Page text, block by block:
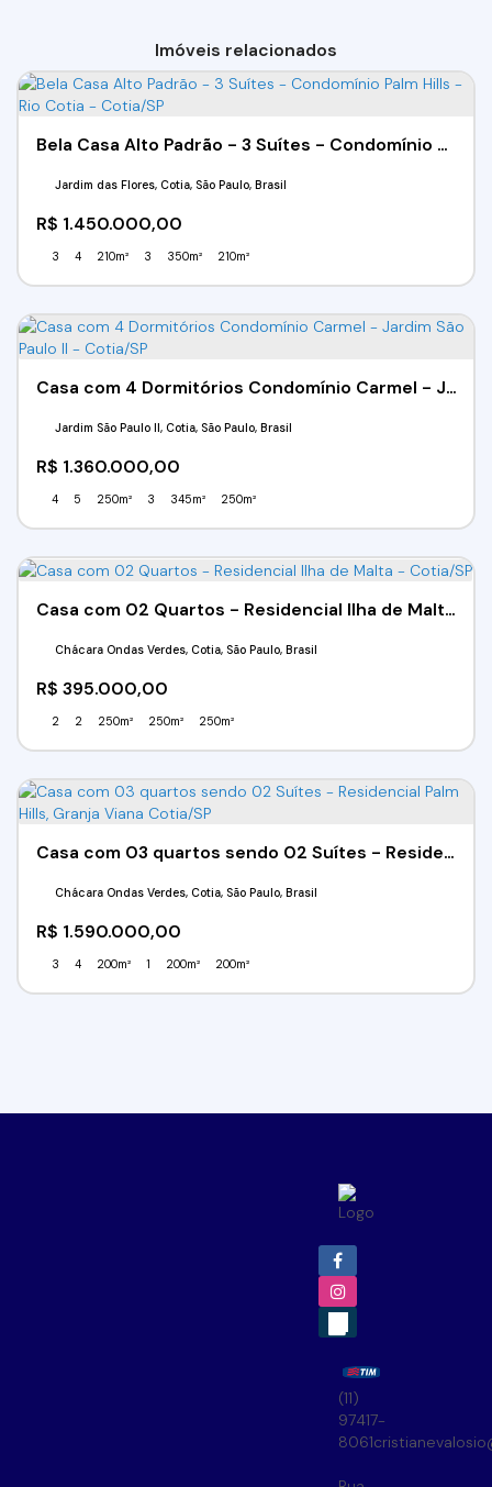
Imóveis relacionados
Bela Casa Alto Padrão - 3 Suítes - Condomínio Palm Hills - Rio Cotia - Cotia/SP
R$ 1.450.000,00
Jardim das Flores, Cotia, São Paulo, Brasil
3 4 210m² 3 350m² 210m²
Casa com 4 Dormitórios Condomínio Carmel - Jardim São Paulo II - Cotia/SP
R$ 1.360.000,00
Jardim São Paulo II, Cotia, São Paulo, Brasil
4 5 250m² 3 345m² 250m²
Casa com 02 Quartos - Residencial Ilha de Malta - Cotia/SP
R$ 395.000,00
Chácara Ondas Verdes, Cotia, São Paulo, Brasil
2 2 250m² 250m² 250m²
Casa com 03 quartos sendo 02 Suítes - Residencial Palm Hills, Granja Viana Cotia/SP
R$ 1.590.000,00
Chácara Ondas Verdes, Cotia, São Paulo, Brasil
3 4 200m² 1 200m² 200m²
(11)
97417-
8061